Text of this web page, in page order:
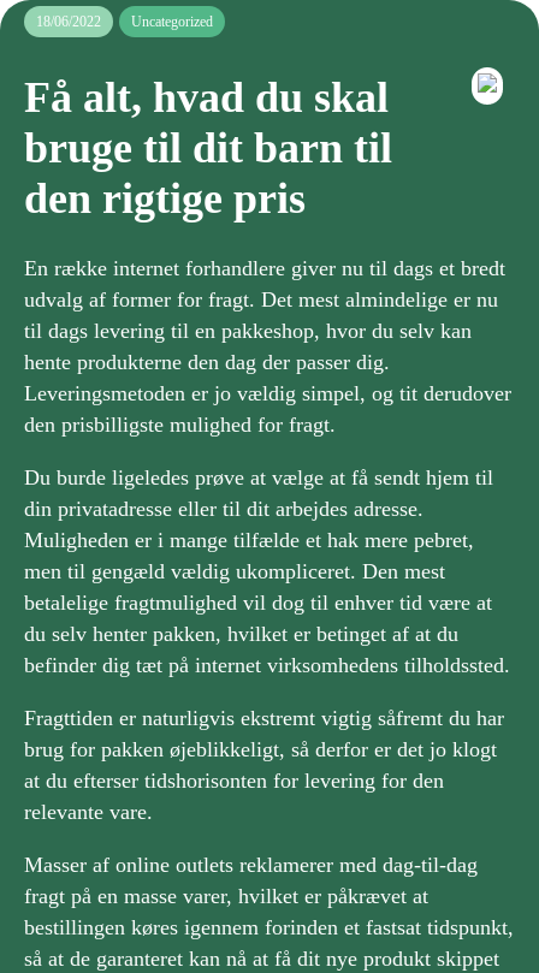
18/06/2022 Uncategorized
Få alt, hvad du skal
bruge til dit barn til
den rigtige pris
En række internet forhandlere giver nu til dags et bredt
udvalg af former for fragt. Det mest almindelige er nu
til dags levering til en pakkeshop, hvor du selv kan
hente produkterne den dag der passer dig.
Leveringsmetoden er jo vældig simpel, og tit derudover
den prisbilligste mulighed for fragt.
Du burde ligeledes prøve at vælge at få sendt hjem til
din privatadresse eller til dit arbejdes adresse.
Muligheden er i mange tilfælde et hak mere pebret,
men til gengæld vældig ukompliceret. Den mest
betalelige fragtmulighed vil dog til enhver tid være at
du selv henter pakken, hvilket er betinget af at du
befinder dig tæt på internet virksomhedens tilholdssted.
Fragttiden er naturligvis ekstremt vigtig såfremt du har
brug for pakken øjeblikkeligt, så derfor er det jo klogt
at du efterser tidshorisonten for levering for den
relevante vare.
Masser af online outlets reklamerer med dag-til-dag
fragt på en masse varer, hvilket er påkrævet at
bestillingen køres igennem forinden et fastsat tidspunkt,
så at de garanteret kan nå at få dit nye produkt skippet